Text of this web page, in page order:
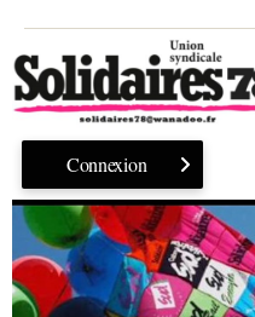
Connexion